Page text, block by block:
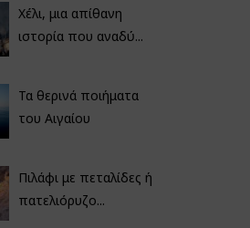
Χέλι, μια απίθανη
ιστορία που αναδύ...
Τα θερινά ποιήματα
του Αιγαίου
Πιλάφι με πεταλίδες ή
πατελιόρυζο...